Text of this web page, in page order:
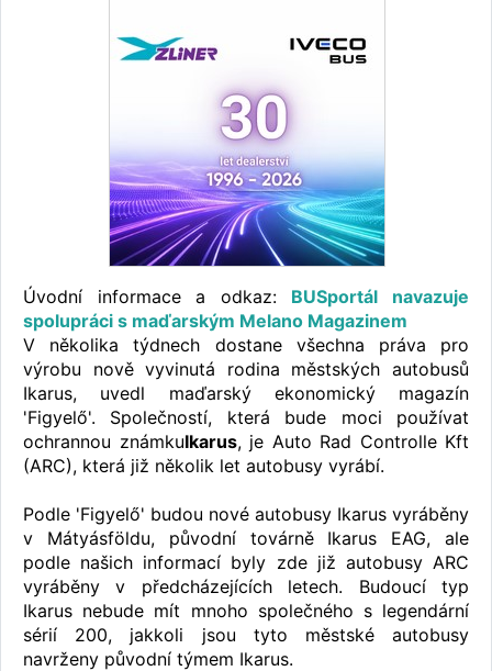
Úvodní informace a odkaz: BUSportál navazuje
spolupráci s maďarským Melano Magazinem
V několika týdnech dostane všechna práva pro
výrobu nově vyvinutá rodina městských autobusů
Ikarus, uvedl maďarský ekonomický magazín
'Figyelő'. Společností, která bude moci používat
ochrannou známkuIkarus, je Auto Rad Controlle Kft
(ARC), která již několik let autobusy vyrábí.
Podle 'Figyelő' budou nové autobusy Ikarus vyráběny
v Mátyásföldu, původní továrně Ikarus EAG, ale
podle našich informací byly zde již autobusy ARC
vyráběny v předcházejících letech. Budoucí typ
Ikarus nebude mít mnoho společného s legendární
sérií 200, jakkoli jsou tyto městské autobusy
navrženy původní týmem Ikarus.